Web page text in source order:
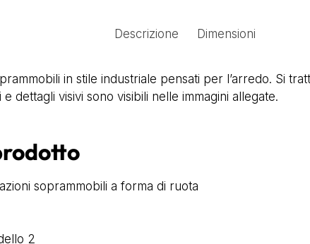
Descrizione Dimensioni
in stile industriale pensati per l’arredo. Si
dettagli visivi sono visibili nelle immagini allegate.
soprammobili a forma di ruota
2